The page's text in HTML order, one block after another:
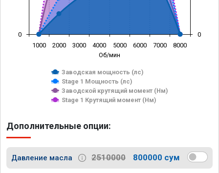
Об/мин
Заводская мощность (лс)
Stage 1 Мощность (лс)
Заводской крутящий момент (Нм)
Stage 1 Крутящий момент (Нм)
1000 2000 3000 4000 5000 6000 7000 8000
0 0
Дополнительные опции:
Давление масла 2510000 800000 сум